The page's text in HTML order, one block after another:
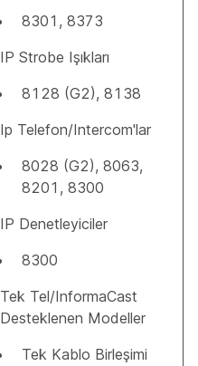
8301, 8373
IP Strobe Işıkları
8128 (G2), 8138
Ip Telefon/Intercom'lar
8028 (G2), 8063,
8201, 8300
IP Denetleyiciler
8300
Tek Tel/InformaCast
Desteklenen Modeller
Tek Kablo Birleşimi